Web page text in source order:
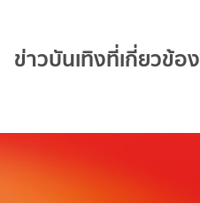
ข่าวบันเทิงที่เกี่ยวข้อง